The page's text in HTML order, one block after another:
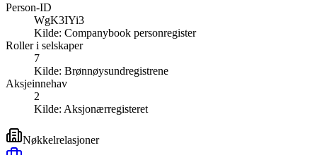
Person-ID
WgK3IYi3
Kilde: Companybook personregister
Roller i selskaper
7
Kilde: Brønnøysundregistrene
Aksjeinnehav
2
Kilde: Aksjonærregisteret
Nøkkelrelasjoner